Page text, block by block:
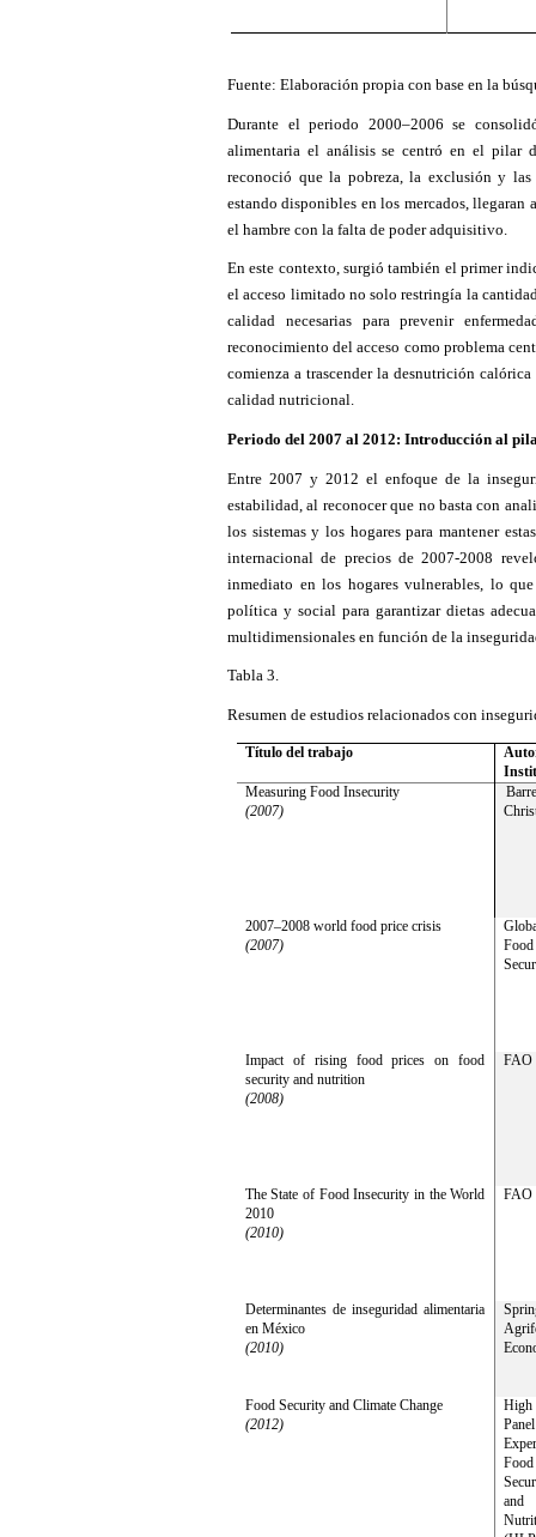
Fuente: Elaboración propia con base en la
Durante el periodo 2000–2006 se
alimentaria el análisis se centró en el pilar
reconoció que la pobreza, la exclusión y las
estando disponibles en los mercados, llegaran
el hambre con la falta de poder adquisitivo.
En este contexto, surgió también el primer
el acceso limitado no solo restringía la
calidad necesarias para prevenir
reconocimiento del acceso como problema
comienza a trascender la desnutrición
calidad nutricional.
Periodo del 2007 al 2012: Introducción al
Entre 2007 y 2012 el enfoque de la
estabilidad, al reconocer que no basta con
los sistemas y los hogares para mantener
internacional de precios de 2007-2008
inmediato en los hogares vulnerables, lo
política y social para garantizar dietas
multidimensionales en función de la
Tabla 3.
Resumen de estudios relacionados con
Título del trabajo
Measuring Food Insecurity
(2007)
2007–2008 world food price crisis
(2007)
Food
Impact of rising food prices on food
security and nutrition
(2008)
FAO
The State of Food Insecurity in the World
2010
(2010)
FAO
Determinantes de inseguridad alimentaria
en México
(2010)
Food Security and Climate Change
(2012)
Food
and